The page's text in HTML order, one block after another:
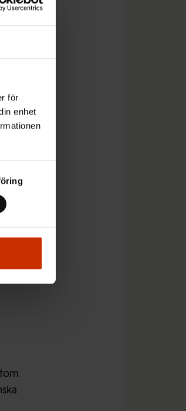
för
enhet
av